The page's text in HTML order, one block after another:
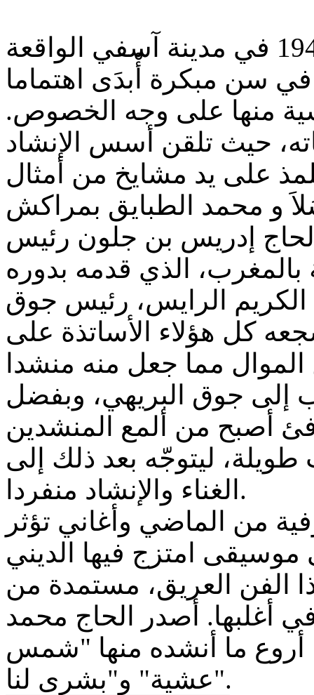
ولد الحاج محمد بجدوب سنة 1945 في مدينة آسفي الواقعة
سن مبكرة أْبدَى اهتماما
منها على وجه الخصوص.
حيث تلقن أسس الإنشاد
على يد مشايخ من أمثال
الحاج إدريس بن جلون رئيس
بالمغرب، الذي قدمه بدوره
عبد الكريم الرايس، رئيس جوق
كل هؤلاء الأساتذة على
مما جعل منه منشدا
إلى جوق البريهي، وبفضل
أصبح من ألمع المنشدين
ليتوجّه بعد ذلك إلى
الغناء والإنشاد منفردا.
من الماضي وأغاني تؤثر
موسيقى امتزج فيها الديني
الفن العريق، مستمدة من
أغلبها. أصدر الحاج محمد
أروع ما أنشده منها "شمس
عشية" و"بشرى لنا".